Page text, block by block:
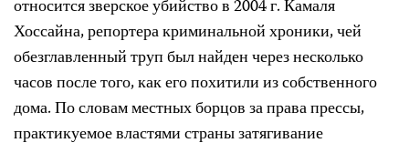
относится зверское убийство в 2004 г. Камаля
Хоссайна, репортера криминальной хроники, чей
обезглавленный труп был найден через несколько
часов после того, как его похитили из собственного
дома. По словам местных борцов за права прессы,
практикуемое властями страны затягивание